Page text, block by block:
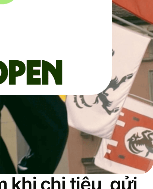
khi chi tiêu, gửi